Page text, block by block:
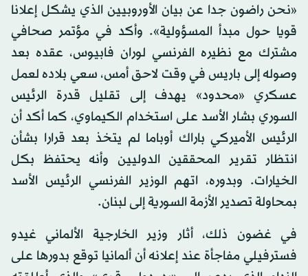
«نحن راضون جدا عن بيان الأوروبيين الذي يشكل إعلانا
قويا حول مبدأ المسؤولية». وأكد في مؤتمر صحافي
مشترك مع نظيره الفرنسي لوران فابيوس، عقده بعد
وصوله إلى باريس في وقت لاحق أمس، سعي بلاده لعمل
عسكري «محدود» يهدف إلى تقليل قدرة الرئيس
السوري بشار الأسد على استخدام الكيماوي، كما أكد أن
الرئيس الأميركي باراك أوباما لم يتخذ بعد قرارا بشأن
انتظار تقرير المحققين الدوليين وأنه يحتفظ بكل
الخيارات. وبدوره، اتهم الوزير الفرنسي الرئيس الأسد
بمحاولة تصدير الأزمة السورية إلى لبنان.
في غضون ذلك، أثار وزير الخارجية الألماني غيدو
فسترفيلي مفاجأة عند إعلانه أن ألمانيا توقع بدورها على